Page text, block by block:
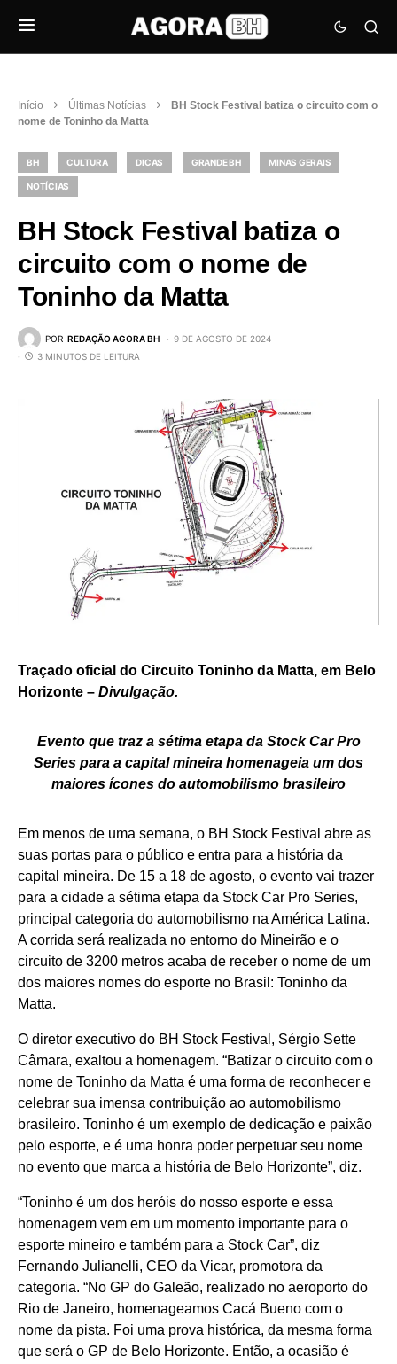
Início Últimas Notícias
BH Stock Festival batiza o circuito com o
nome de Toninho da Matta
BH CULTURA DICAS GRANDE BH MINAS GERAIS
NOTÍCIAS
BH Stock Festival batiza o
circuito com o nome de
Toninho da Matta
POR REDAÇÃO AGORA BH
9 DE AGOSTO DE 2024
3 MINUTOS DE LEITURA
Traçado oficial do Circuito Toninho da Matta, em Belo
Horizonte – Divulgação.
Evento que traz a sétima etapa da Stock Car Pro
Series para a capital mineira homenageia um dos
maiores ícones do automobilismo brasileiro
Em menos de uma semana, o BH Stock Festival abre as
suas portas para o público e entra para a história da
capital mineira. De 15 a 18 de agosto, o evento vai trazer
para a cidade a sétima etapa da Stock Car Pro Series,
principal categoria do automobilismo na América Latina.
A corrida será realizada no entorno do Mineirão e o
circuito de 3200 metros acaba de receber o nome de um
dos maiores nomes do esporte no Brasil: Toninho da
Matta.
O diretor executivo do BH Stock Festival, Sérgio Sette
Câmara, exaltou a homenagem. “Batizar o circuito com o
nome de Toninho da Matta é uma forma de reconhecer e
celebrar sua imensa contribuição ao automobilismo
brasileiro. Toninho é um exemplo de dedicação e paixão
pelo esporte, e é uma honra poder perpetuar seu nome
no evento que marca a história de Belo Horizonte”, diz.
“Toninho é um dos heróis do nosso esporte e essa
homenagem vem em um momento importante para o
esporte mineiro e também para a Stock Car”, diz
Fernando Julianelli, CEO da Vicar, promotora da
categoria. “No GP do Galeão, realizado no aeroporto do
Rio de Janeiro, homenageamos Cacá Bueno com o
nome da pista. Foi uma prova histórica, da mesma forma
que será o GP de Belo Horizonte. Então, a ocasião é